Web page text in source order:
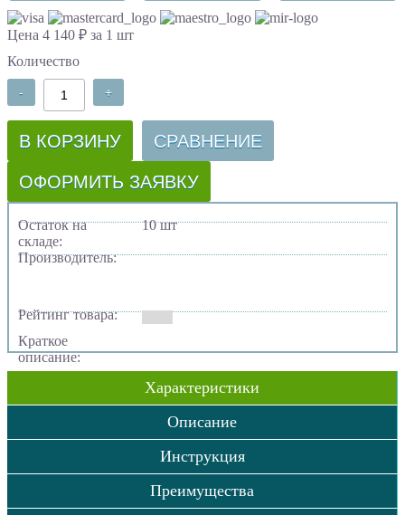
Цена 4 140 ₽ за 1 шт
Количество
- +
В КОРЗИНУ СРАВНЕНИЕ
ОФОРМИТЬ ЗАЯВКУ
Остаток на
складе:
10 шт
Производитель:
Рейтинг товара:
Краткое
описание:
Характеристики
Описание
Инструкция
Преимущества